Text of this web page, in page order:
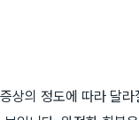
상의 정도에 따라 달